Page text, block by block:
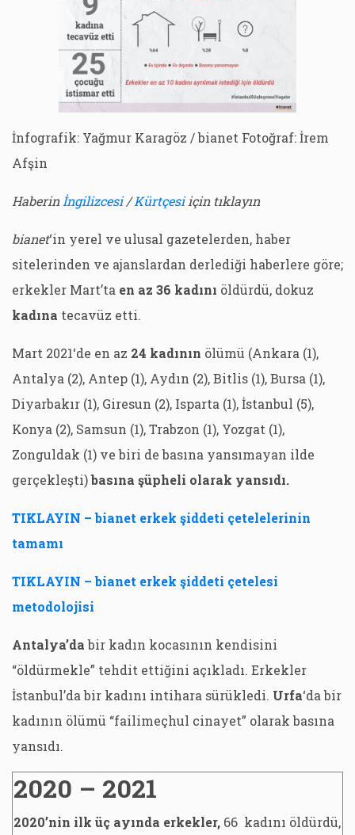
İnfografik: Yağmur Karagöz / bianet Fotoğraf: İrem
Afşin
Haberinİngilizcesi/Kürtçesiiçin tıklayın
bianet‘in yerel ve ulusal gazetelerden, haber
sitelerinden ve ajanslardan derlediği haberlere göre;
erkekler Mart’ta en az 36 kadını öldürdü, dokuz
kadına tecavüz etti.
Mart 2021‘de en az 24 kadının ölümü (Ankara (1),
Antalya (2), Antep (1), Aydın (2), Bitlis (1), Bursa (1),
Diyarbakır (1), Giresun (2), Isparta (1), İstanbul (5),
Konya (2), Samsun (1), Trabzon (1), Yozgat (1),
Zonguldak (1) ve biri de basına yansımayan ilde
gerçekleşti)basına şüpheli olarak yansıdı.
TIKLAYIN – bianet erkek şiddeti çetelelerinin
tamamı
TIKLAYIN – bianet erkek şiddeti çetelesi
metodolojisi
Antalya’dabir kadın kocasının kendisini
“öldürmekle” tehdit ettiğini açıkladı. Erkekler
İstanbul’da bir kadını intihara sürükledi. Urfa‘da bir
kadının ölümü “failimeçhul cinayet” olarak basına
yansıdı.
2020 – 2021
2020’nin ilk üç ayında erkekler, 66 kadını öldürdü,